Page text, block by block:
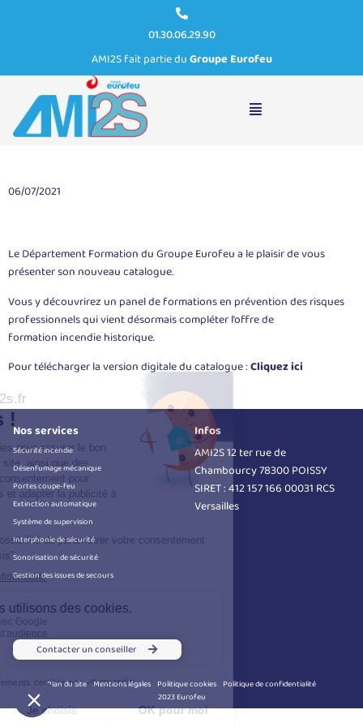
01.30.06.29.90
AMI2S fait partie duGroupe Eurofeu
06/07/2021
Le Département Formation du Groupe Eurofeu a le plaisir de vous
présenter son nouveau catalogue.
Vous y découvrirez un panel de formations en prévention des risques
professionnels qui vient désormais compléter l’offre de
formation incendie historique.
Pour télécharger la version digitale du catalogue :Cliquez ici
Nos services
Sécurité incendie
Désenfumage mécanique
Portes coupe-feu
Extinction automatique
Système de supervision
Interphonie de sécurité
Sonorisation de sécurité
Gestion des issues de secours
Infos
AMI2S 12 ter rue de
Chambourcy 78300 POISSY
SIRET : 412 157 166 00031 RCS
Versailles
Contacter un conseiller
Plan du site Mentions légales Politique cookies Politique de confidentialité
2023 Eurofeu